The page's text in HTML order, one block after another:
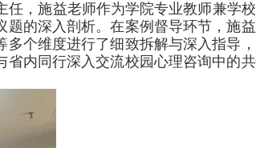
，施益老师作为学院专业教师兼学
的深入剖析。在案例督导环节，施
个维度进行了细致拆解与深入指导
内同行深入交流校园心理咨询中的